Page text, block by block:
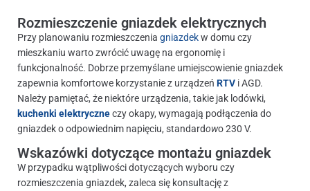
Rozmieszczenie gniazdek elektrycznych
Przy planowaniu rozmieszczenia gniazdekw domu czy
mieszkaniu warto zwrócić uwagę na ergonomię i
funkcjonalność. Dobrze przemyślane umiejscowienie gniazdek
zapewnia komfortowe korzystanie z urządzeń RTV i AGD.
Należy pamiętać, że niektóre urządzenia, takie jak lodówki,
kuchenki elektryczneczy okapy, wymagają podłączenia do
gniazdek o odpowiednim napięciu, standardowo 230 V.
Wskazówki dotyczące montażu gniazdek
W przypadku wątpliwości dotyczących wyboru czy
rozmieszczenia gniazdek, zaleca się konsultację z